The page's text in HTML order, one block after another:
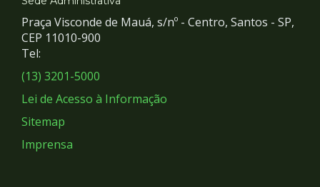
e
Redes
Sociais
Praça Visconde de Mauá, s/nº - Centro, Santos - SP,
CEP 11010-900
Tel:
(13) 3201-5000
Lei de Acesso à Informação
Sitemap
Imprensa